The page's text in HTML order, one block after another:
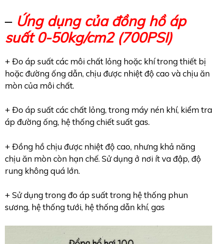
– Ứng dụng của đồng hồ áp
suất 0-50kg/cm2 (700PSI)
+ Đo áp suất các môi chất lỏng hoặc khí trong thiết bị
hoặc đường ống dẫn, chịu được nhiệt độ cao và chịu ăn
mòn của môi chất.
+ Đo áp suất các chất lỏng, trong máy nén khí, kiểm tra
áp đường ống, hệ thống chiết suất gas.
+ Đồng hồ chịu được nhiệt độ cao, nhưng khả năng
chịu ăn mòn còn hạn chế. Sử dụng ở nơi ít va đập, độ
rung không quá lớn.
+ Sử dụng trong đo áp suất trong hệ thống phun
sương, hệ thống tưới, hệ thống dẫn khí, gas